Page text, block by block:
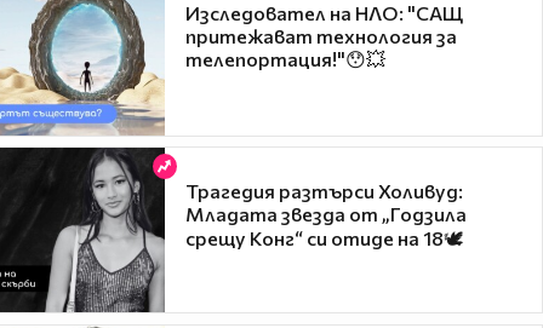
Изследовател на НЛО: "САЩ
притежават технология за
телепортация!"😯💥
Трагедия разтърси Холивуд:
Младата звезда от „Годзила
срещу Конг“ си отиде на 18🕊️